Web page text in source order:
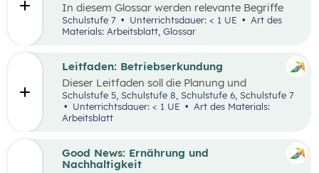
In diesem Glossar werden relevante Begriffe
zum Thema „Geld“ erklärt. Zusätzlich gibt es
Arbeitsblätter zu ausgewählten Begriffen.
Schulstufe 7 Unterrichtsdauer: < 1 UE
Materials: Arbeitsblatt, Glossar
Leitfaden: Betriebserkundung
Dieser Leitfaden soll die Planung und
Durchführung von Betriebserkundungen
erleichtern. Im Zuge dieses Leitfadens werden
Leitfragen zu folgenden Schwerpunkten
Betriebserkundung.
Schulstufe 5, Schulstufe 8, Schulstufe 6, Schulstufe 7
Unterrichtsdauer: < 1 UE
Art des Materials:
Arbeitsblatt
Good News: Ernährung und
Nachhaltigkeit